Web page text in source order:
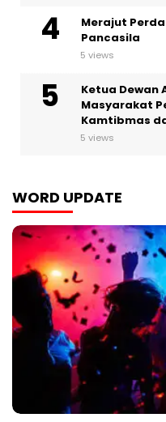
Merajut
Pancasila
5 views
Ketua Dewan
Masyarakat
Kamtibmas
5 views
WORD UPDATE